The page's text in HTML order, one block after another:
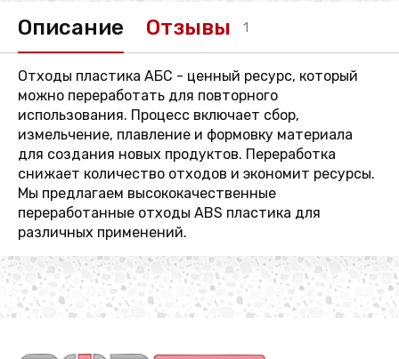
Описание Отзывы 1
Отходы пластика АБС - ценный ресурс, который
можно переработать для повторного
использования. Процесс включает сбор,
измельчение, плавление и формовку материала
для создания новых продуктов. Переработка
снижает количество отходов и экономит ресурсы.
Мы предлагаем высококачественные
переработанные отходы ABS пластика для
различных применений.